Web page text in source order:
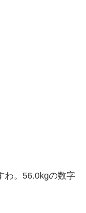
わ。56.0kgの数字